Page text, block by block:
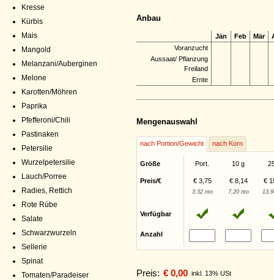
Kresse
Kürbis
Mais
Mangold
Melanzani/Auberginen
Melone
Karotten/Möhren
Paprika
Pfefferoni/Chili
Pastinaken
Petersilie
Wurzelpetersilie
Lauch/Porree
Radies, Rettich
Rote Rübe
Salate
Schwarzwurzeln
Sellerie
Spinat
Tomaten/Paradeiser
Anbau
Jän Feb Mär
Voranzucht
Aussaat/ Pflanzung
Freiland
Ernte
Mengenauswahl
nach Portion/Gewicht nach Korn
Größe Port. 10 g
Preis/€ € 3,75 € 8,14 €
3,32 nto 7,20 nto
Verfügbar
Anzahl
Preis: € 0,00 inkl. 13% USt